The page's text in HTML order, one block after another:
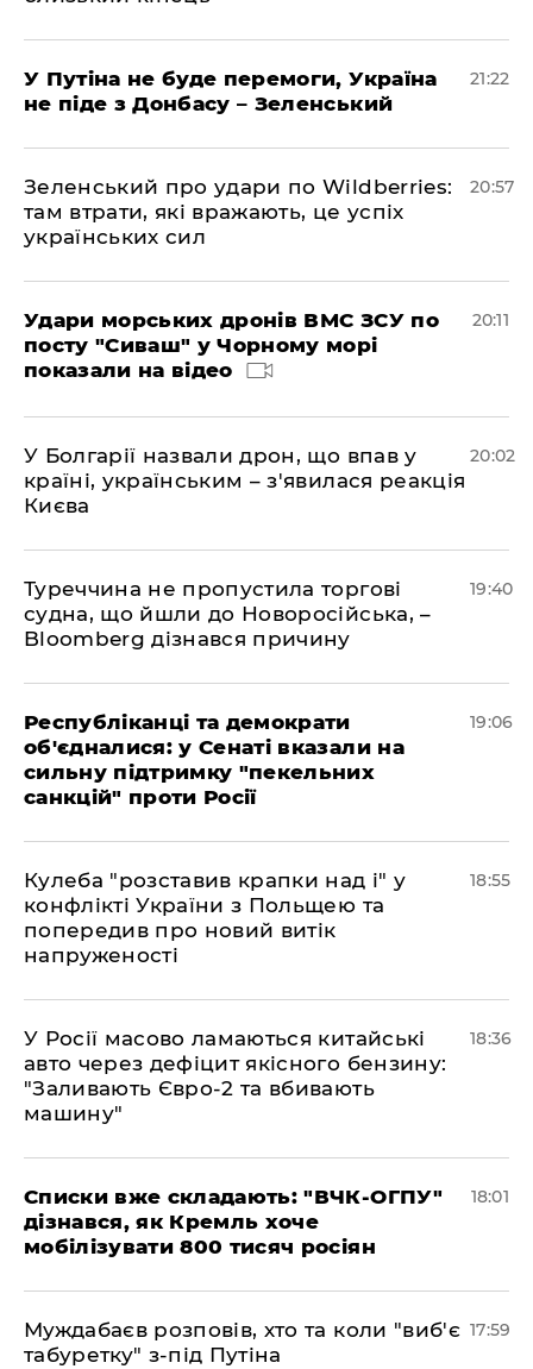
У Путіна не буде перемоги, Україна
не піде з Донбасу – Зеленський
21:22
Зеленський про удари по Wildberries:
там втрати, які вражають, це успіх
українських сил
20:57
Удари морських дронів ВМС ЗСУ по
посту "Сиваш" у Чорному морі
показали на відео
20:11
У Болгарії назвали дрон, що впав у
країні, українським – з'явилася реакція
Києва
20:02
Туреччина не пропустила торгові
судна, що йшли до Новоросійська, –
Bloomberg дізнався причину
19:40
Республіканці та демократи
об'єдналися: у Сенаті вказали на
сильну підтримку "пекельних
санкцій" проти Росії
19:06
Кулеба "розставив крапки над і" у
конфлікті України з Польщею та
попередив про новий витік
напруженості
18:55
У Росії масово ламаються китайські
авто через дефіцит якісного бензину:
"Заливають Євро-2 та вбивають
машину"
18:36
Списки вже складають: "ВЧК-ОГПУ"
дізнався, як Кремль хоче
мобілізувати 800 тисяч росіян
18:01
Муждабаєв розповів, хто та коли "виб'є
табуретку" з-під Путіна
17:59